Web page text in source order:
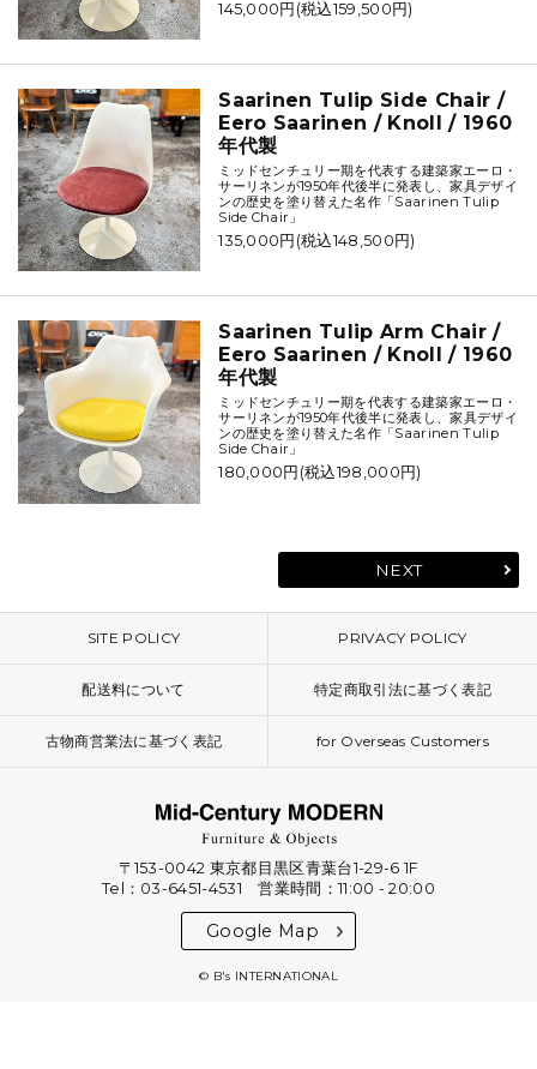
145,000円(税込159,500円)
Saarinen Tulip Side Chair /
Eero Saarinen / Knoll / 1960
年代製
ミッドセンチュリー期を代表する建築家エーロ・
サーリネンが1950年代後半に発表し、家具デザイ
ンの歴史を塗り替えた名作「Saarinen Tulip
Side Chair」
135,000円(税込148,500円)
Saarinen Tulip Arm Chair /
Eero Saarinen / Knoll / 1960
年代製
ミッドセンチュリー期を代表する建築家エーロ・
サーリネンが1950年代後半に発表し、家具デザイ
ンの歴史を塗り替えた名作「Saarinen Tulip
Side Chair」
180,000円(税込198,000円)
NEXT
SITE POLICY PRIVACY POLICY
配送料について 特定商取引法に基づく表記
古物商営業法に基づく表記 for Overseas Customers
〒153-0042 東京都目黒区青葉台1-29-6 1F
Tel：03-6451-4531 営業時間：11:00 - 20:00
Google Map
© B's INTERNATIONAL